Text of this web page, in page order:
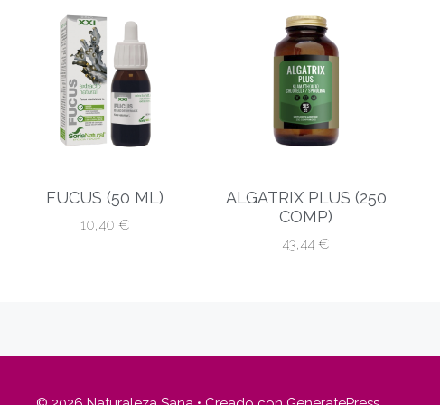
FUCUS (50 ML)
10,40 €
ALGATRIX PLUS (250
COMP)
43,44€